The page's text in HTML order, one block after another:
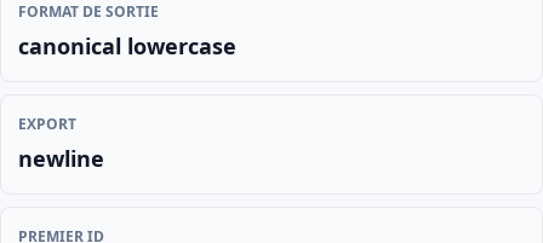
FORMAT DE SORTIE
canonical lowercase
EXPORT
newline
PREMIER ID